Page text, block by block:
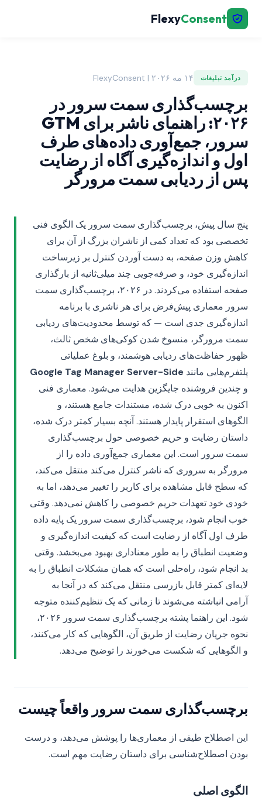
FlexyConsent
درآمد تبلیغات ۱۴ مه ۲۰۲۶ | FlexyConsent
برچسب‌گذاری سمت سرور در
۲۰۲۶: راهنمای ناشر برای GTM
سرور، جمع‌آوری داده‌های طرف
اول و اندازه‌گیری آگاه از رضایت
پس از ردیابی سمت مرورگر
پنج سال پیش، برچسب‌گذاری سمت سرور یک الگوی فنی
تخصصی بود که تعداد کمی از ناشران بزرگ از آن برای
کاهش وزن صفحه، به دست آوردن کنترل بر زیرساخت
اندازه‌گیری خود، و صرفه‌جویی چند میلی‌ثانیه از بارگذاری
صفحه استفاده می‌کردند. در ۲۰۲۶، برچسب‌گذاری سمت
سرور معماری پیش‌فرض برای هر ناشری با برنامه
اندازه‌گیری جدی است — که توسط محدودیت‌های ردیابی
سمت مرورگر، منسوخ شدن کوکی‌های شخص ثالث،
ظهور حفاظت‌های ردیابی هوشمند، و بلوغ عملیاتی
پلتفرم‌هایی مانند Google Tag Manager Server-Side
و چندین فروشنده جایگزین هدایت می‌شود. معماری فنی
اکنون به خوبی درک شده، مستندات جامع هستند، و
الگوهای استقرار پایدار هستند. آنچه بسیار کمتر درک شده،
داستان رضایت و حریم خصوصی حول برچسب‌گذاری
سمت سرور است. این معماری جمع‌آوری داده را از
مرورگر به سروری که ناشر کنترل می‌کند منتقل می‌کند،
که سطح قابل مشاهده برای کاربر را تغییر می‌دهد، اما به
خودی خود تعهدات حریم خصوصی را کاهش نمی‌دهد. وقتی
خوب انجام شود، برچسب‌گذاری سمت سرور یک پایه داده
طرف اول آگاه از رضایت است که کیفیت اندازه‌گیری و
وضعیت انطباق را به طور معناداری بهبود می‌بخشد. وقتی
بد انجام شود، راه‌حلی است که همان مشکلات انطباق را به
لایه‌ای کمتر قابل بازرسی منتقل می‌کند که در آنجا به
آرامی انباشته می‌شوند تا زمانی که یک تنظیم‌کننده متوجه
شود. این راهنما پشته برچسب‌گذاری سمت سرور ۲۰۲۶،
نحوه جریان رضایت از طریق آن، الگوهایی که کار می‌کنند،
و الگوهایی که شکست می‌خورند را توضیح می‌دهد.
برچسب‌گذاری سمت سرور واقعاً چیست
این اصطلاح طیفی از معماری‌ها را پوشش می‌دهد، و درست
بودن اصطلاح‌شناسی برای داستان رضایت مهم است.
الگوی اصلی